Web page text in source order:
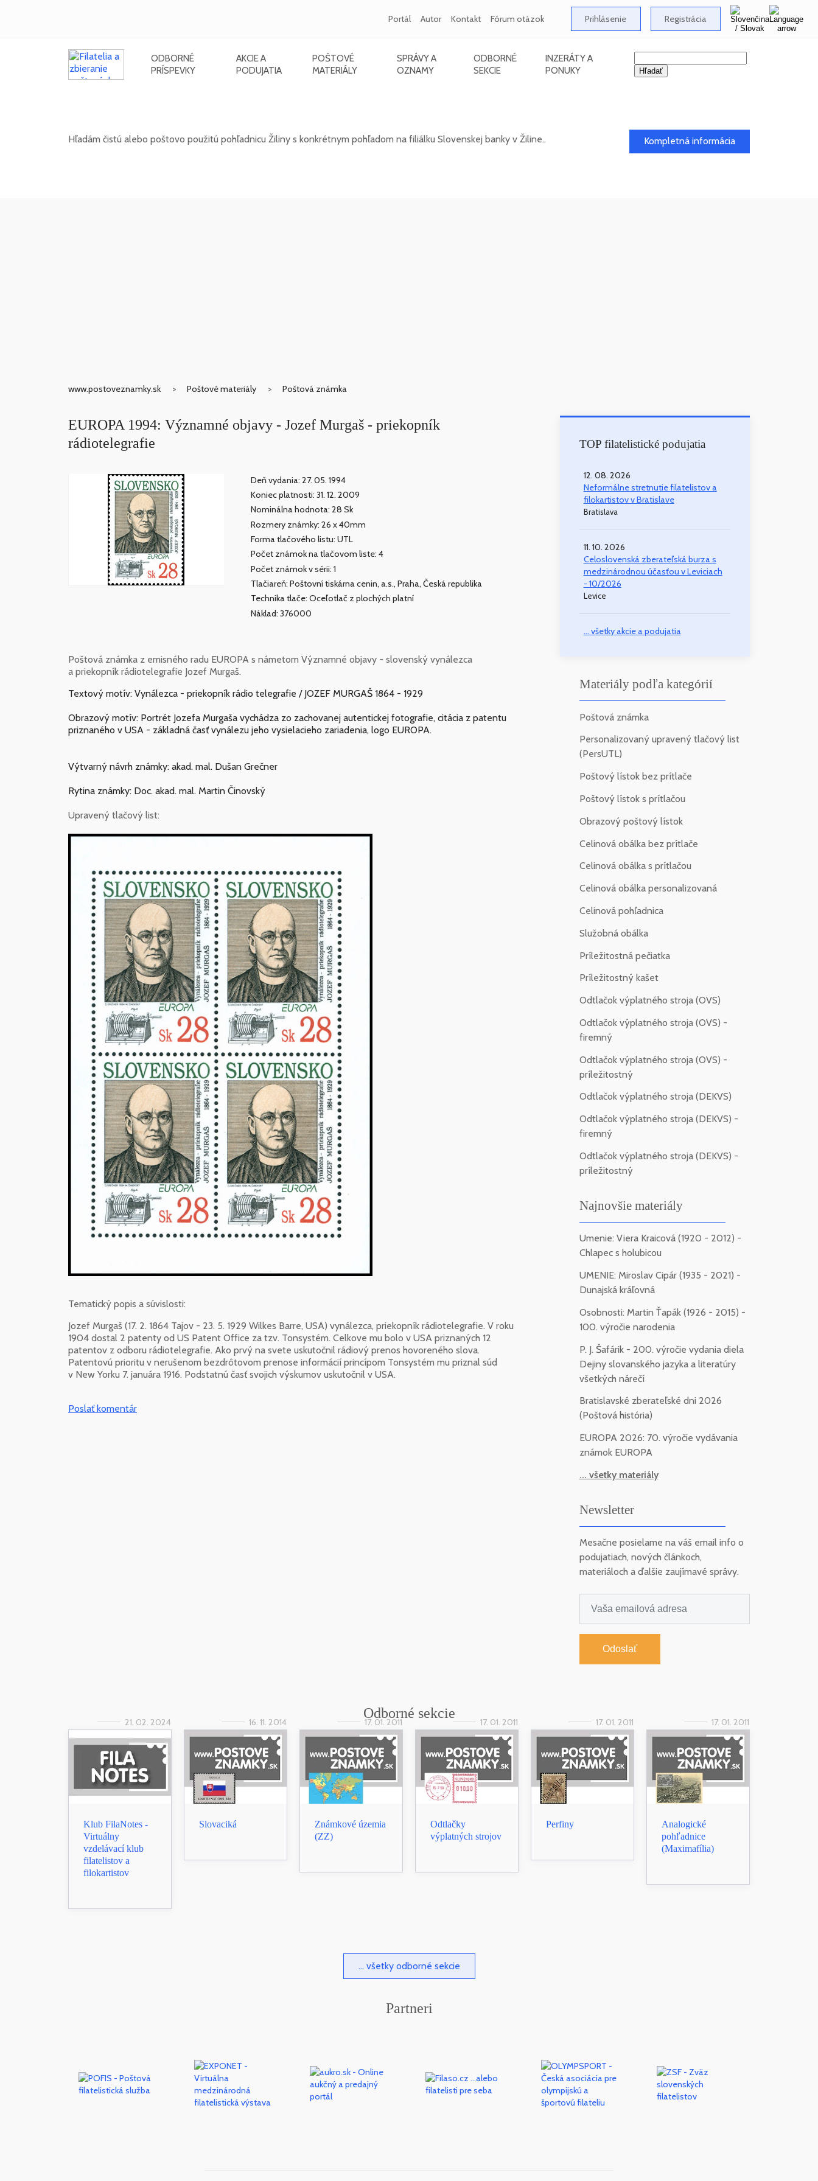
Portál Autor Kontakt Fórum otázok Prihlásenie Registrácia
ODBORNÉ
PRÍSPEVKY
AKCIE A
PODUJATIA
POŠTOVÉ
MATERIÁLY
SPRÁVY A
OZNAMY
ODBORNÉ
SEKCIE
INZERÁTY A
PONUKY
Hľadám čistú alebo poštovo použitú pohľadnicu Žiliny s konkrétnym pohľadom na filiálku Slovenskej banky v Žiline..
Kompletná informácia
www.postoveznamky.sk Poštové materiály Poštová známka
EUROPA 1994: Významné objavy - Jozef Murgaš - priekopník
rádiotelegrafie
Deň vydania: 27. 05. 1994
Koniec platnosti: 31. 12. 2009
Nominálna hodnota: 28 Sk
Rozmery známky: 26 x 40mm
Forma tlačového listu: UTL
Počet známok na tlačovom liste: 4
Počet známok v sérii: 1
Tlačiareň: Poštovní tiskárna cenin, a.s., Praha, Česká republika
Technika tlače: Oceľotlač z plochých platní
Náklad: 376000
Poštová známka z emisného radu EUROPA s námetom Významné objavy - slovenský vynálezca
a priekopník rádiotelegrafie Jozef Murgaš.
Textový motív: Vynálezca - priekopník rádio telegrafie / JOZEF MURGAŠ 1864 - 1929
Obrazový motív: Portrét Jozefa Murgaša vychádza zo zachovanej autentickej fotografie, citácia z patentu
priznaného v USA - základná časť vynálezu jeho vysielacieho zariadenia, logo EUROPA.
Výtvarný návrh známky: akad. mal. Dušan Grečner
Rytina známky: Doc. akad. mal. Martin Činovský
Upravený tlačový list:
Tematický popis a súvislosti:
Jozef Murgaš (17. 2. 1864 Tajov - 23. 5. 1929 Wilkes Barre, USA) vynálezca, priekopník rádiotelegrafie. V roku
1904 dostal 2 patenty od US Patent Office za tzv. Tonsystém. Celkove mu bolo v USA priznaných 12
patentov z odboru rádiotelegrafie. Ako prvý na svete uskutočnil rádiový prenos hovoreného slova.
Patentovú prioritu v nerušenom bezdrôtovom prenose informácií princípom Tonsystém mu priznal súd
v New Yorku 7. januára 1916. Podstatnú časť svojich výskumov uskutočnil v USA.
Poslať komentár
TOP filatelistické podujatia
12. 08. 2026
Neformálne stretnutie filatelistov a
filokartistov v Bratislave
Bratislava
11. 10. 2026
Celoslovenská zberateľská burza s
medzinárodnou účasťou v Leviciach
- 10/2026
Levice
... všetky akcie a podujatia
Materiály podľa kategórií
Poštová známka
Personalizovaný upravený tlačový list
(PersUTL)
Poštový lístok bez prítlače
Poštový lístok s prítlačou
Obrazový poštový lístok
Celinová obálka bez prítlače
Celinová obálka s prítlačou
Celinová obálka personalizovaná
Celinová pohľadnica
Služobná obálka
Príležitostná pečiatka
Príležitostný kašet
Odtlačok výplatného stroja (OVS)
Odtlačok výplatného stroja (OVS) -
firemný
Odtlačok výplatného stroja (OVS) -
príležitostný
Odtlačok výplatného stroja (DEKVS)
Odtlačok výplatného stroja (DEKVS) -
firemný
Odtlačok výplatného stroja (DEKVS) -
príležitostný
Najnovšie materiály
Umenie: Viera Kraicová (1920 - 2012) -
Chlapec s holubicou
UMENIE: Miroslav Cipár (1935 - 2021) -
Dunajská kráľovná
Osobnosti: Martin Ťapák (1926 - 2015) -
100. výročie narodenia
P. J. Šafárik - 200. výročie vydania diela
Dejiny slovanského jazyka a literatúry
všetkých nárečí
Bratislavské zberateľské dni 2026
(Poštová história)
EUROPA 2026: 70. výročie vydávania
známok EUROPA
... všetky materiály
Newsletter
Mesačne posielame na váš email info o
podujatiach, nových článkoch,
materiáloch a ďalšie zaujímavé správy.
Odoslať
Odborné sekcie
21. 02. 2024
Klub FilaNotes -
Virtuálny
vzdelávací klub
filatelistov a
filokartistov
16. 11. 2014
Slovaciká
17. 01. 2011
Známkové územia
(ZZ)
17. 01. 2011
Odtlačky
výplatných strojov
17. 01. 2011
Perfiny
17. 01. 2011
Analogické
pohľadnice
(Maximafília)
... všetky odborné sekcie
Partneri